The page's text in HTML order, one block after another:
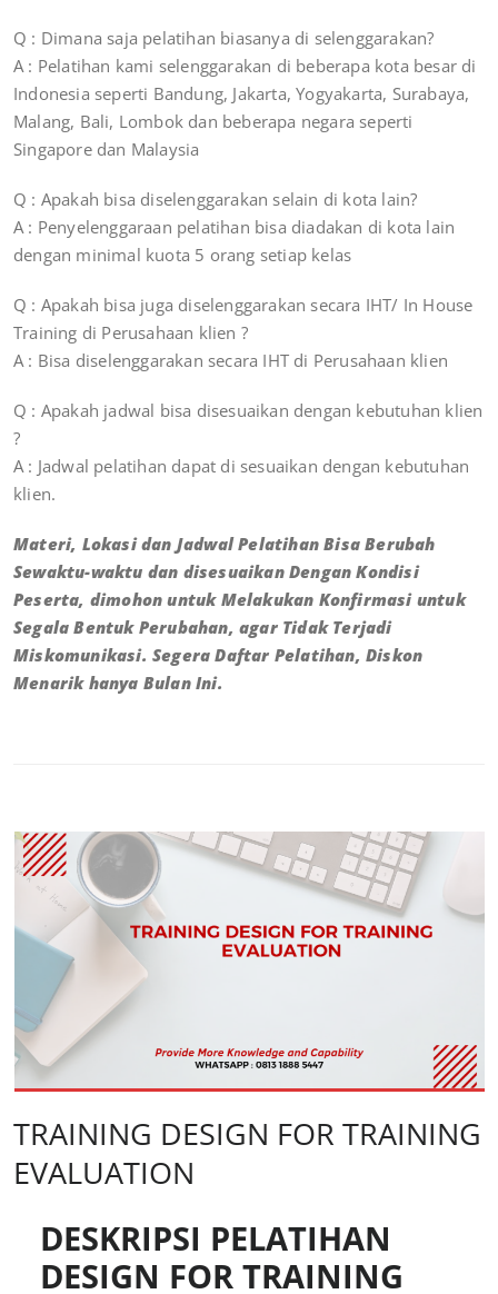
Q : Dimana saja pelatihan biasanya di selenggarakan?
A : Pelatihan kami selenggarakan di beberapa kota besar di
Indonesia seperti Bandung, Jakarta, Yogyakarta, Surabaya,
Malang, Bali, Lombok dan beberapa negara seperti
Singapore dan Malaysia
Q : Apakah bisa diselenggarakan selain di kota lain?
A : Penyelenggaraan pelatihan bisa diadakan di kota lain
dengan minimal kuota 5 orang setiap kelas
Q : Apakah bisa juga diselenggarakan secara IHT/ In House
Training di Perusahaan klien ?
A : Bisa diselenggarakan secara IHT di Perusahaan klien
Q : Apakah jadwal bisa disesuaikan dengan kebutuhan klien
?
A : Jadwal pelatihan dapat di sesuaikan dengan kebutuhan
klien.
Materi, Lokasi dan Jadwal Pelatihan Bisa Berubah
Sewaktu-waktu dan disesuaikan Dengan Kondisi
Peserta, dimohon untuk Melakukan Konfirmasi untuk
Segala Bentuk Perubahan, agar Tidak Terjadi
Miskomunikasi. Segera Daftar Pelatihan, Diskon
Menarik hanya Bulan Ini.
TRAINING DESIGN FOR TRAINING
EVALUATION
DESKRIPSI PELATIHAN
DESIGN FOR TRAINING